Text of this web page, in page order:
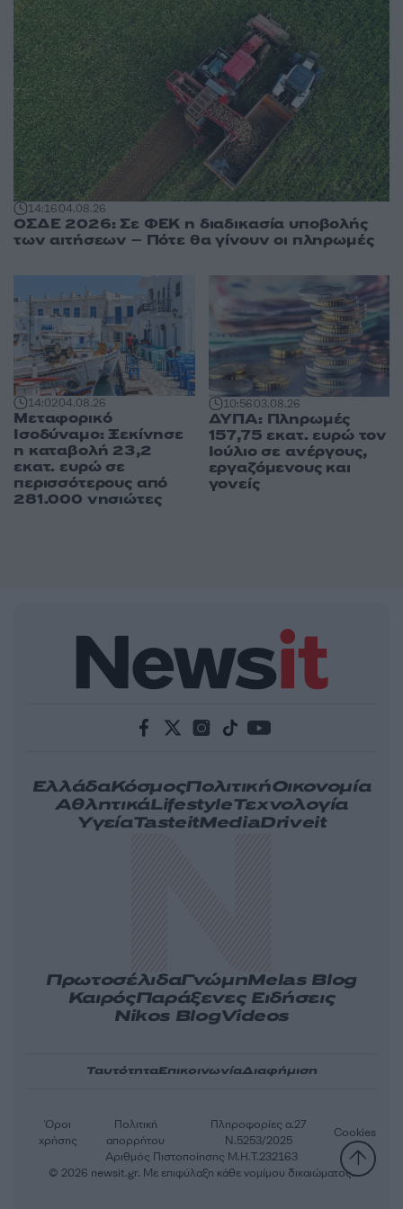
14:1604.08.26
ΟΣΔΕ 2026: Σε ΦΕΚ η διαδικασία υποβολής
των αιτήσεων – Πότε θα γίνουν οι πληρωμές
14:0204.08.26
Μεταφορικό
Ισοδύναμο: Ξεκίνησε
η καταβολή 23,2
εκατ. ευρώ σε
περισσότερους από
281.000 νησιώτες
10:5603.08.26
ΔΥΠΑ: Πληρωμές
157,75 εκατ. ευρώ τον
Ιούλιο σε ανέργους,
εργαζόμενους και
γονείς
ΕλλάδαΚόσμοςΠολιτικήΟικονομία
ΑθλητικάLifestyleΤεχνολογία
ΥγείαTasteitMediaDriveit
ΠρωτοσέλιδαΓνώμηMelas Blog
ΚαιρόςΠαράξενες Ειδήσεις
Nikos BlogVideos
ΤαυτότηταΕπικοινωνίαΔιαφήμιση
Αριθμός Πιστοποίησης Μ.Η.Τ.232163
Όροι
χρήσης
Πολιτική
απορρήτου
Πληροφορίες α.27
Ν.5253/2025
Cookies
© 2026 newsit.gr. Με επιφύλαξη κάθε νομίμου δικαιώματος.